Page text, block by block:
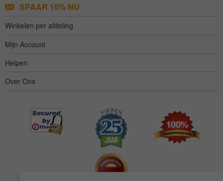
SPAAR 15% NU
Winkelen per afdeling
Mijn Account
Helpen
Over Ons